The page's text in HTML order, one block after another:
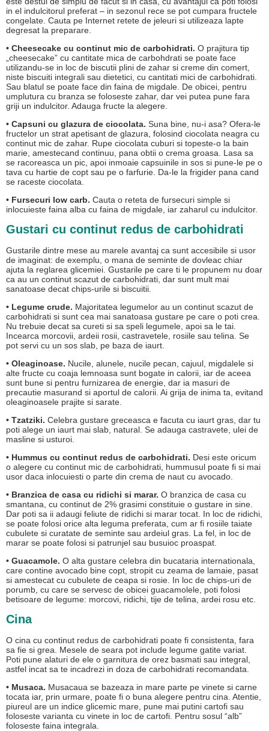
in el indulcitorul preferat – in sezonul rece se pot cumpara fructele
congelate. Cauta pe Internet retete de jeleuri si utilizeaza lapte
degresat la preparare.
• Cheesecake cu continut mic de carbohidrati. O prajitura tip
„cheesecake” cu cantitate mica de carbohdrati se poate face
utilizandu-se in loc de biscutii plini de zahar si creme din comert,
niste biscuiti integrali sau dietetici, cu cantitati mici de carbohidrati.
Sau blatul se poate face din faina de migdale. De obicei, pentru
umplutura cu branza se foloseste zahar, dar vei putea pune fara
griji un indulcitor. Adauga fructe la alegere.
• Capsuni cu glazura de ciocolata. Suna bine, nu-i asa? Ofera-le
fructelor un strat apetisant de glazura, folosind ciocolata neagra cu
continut mic de zahar. Rupe ciocolata cuburi si topeste-o la bain
marie, amestecand continuu, pana obtii o crema groasa. Lasa sa
se racoreasca un pic, apoi inmoaie capsuinile in sos si pune-le pe o
tava cu hartie de copt sau pe o farfurie. Da-le la frigider pana cand
se raceste ciocolata.
• Fursecuri low carb. Cauta o reteta de fursecuri simple si
inlocuieste faina alba cu faina de migdale, iar zaharul cu indulcitor.
Gustari cu continut redus de carbohidrati
Gustarile dintre mese au marele avantaj ca sunt accesibile si usor
de imaginat: de exemplu, o mana de seminte de dovleac chiar
ajuta la reglarea glicemiei. Gustarile pe care ti le propunem nu doar
ca au un continut scazut de carbohidrati, dar sunt mult mai
sanatoase decat chips-urile si biscuitii.
• Legume crude. Majoritatea legumelor au un continut scazut de
carbohidrati si sunt cea mai sanatoasa gustare pe care o poti crea.
Nu trebuie decat sa cureti si sa speli legumele, apoi sa le tai.
Incearca morcovii, ardeii rosii, castravetele, rosiile sau telina. Se
pot servi cu un sos slab, pe baza de iaurt.
• Oleaginoase. Nucile, alunele, nucile pecan, cajuul, migdalele si
alte fructe cu coaja lemnoasa sunt bogate in calorii, iar de aceea
sunt bune si pentru furnizarea de energie, dar ia masuri de
precautie masurand si aportul de calorii. Ai grija de inima ta, evitand
oleaginoasele prajite si sarate.
• Tzatziki. Celebra gustare greceasca e facuta cu iaurt gras, dar tu
poti alege un iaurt mai slab, natural. Se adauga castravete, ulei de
masline si usturoi.
• Hummus cu continut redus de carbohidrati. Desi este oricum
o alegere cu continut mic de carbohidrati, hummusul poate fi si mai
usor daca inlocuiesti o parte din crema de naut cu avocado.
• Branzica de casa cu ridichi si marar. O branzica de casa cu
smantana, cu continut de 2% grasimi constituie o gustare in sine.
Dar poti sa ii adaugi feliute de ridichi si marar tocat. In loc de ridichi,
se poate folosi orice alta leguma preferata, cum ar fi rosiile taiate
cubulete si curatate de seminte sau ardeiul gras. La fel, in loc de
marar se poate folosi si patrunjel sau busuioc proaspat.
• Guacamole. O alta gustare celebra din bucataria internationala,
care contine avocado bine copt, stropit cu zeama de lamaie, pasat
si amestecat cu cubulete de ceapa si rosie. In loc de chips-uri de
porumb, cu care se servesc de obicei guacamolele, poti folosi
betisoare de legume: morcovi, ridichi, tije de telina, ardei rosu etc.
Cina
O cina cu continut redus de carbohidrati poate fi consistenta, fara
sa fie si grea. Mesele de seara pot include legume gatite variat.
Poti pune alaturi de ele o garnitura de orez basmati sau integral,
astfel incat sa te incadrezi in doza de carbohidrati recomandata.
• Musaca. Musacaua se bazeaza in mare parte pe vinete si carne
tocata iar, prin urmare, poate fi o buna alegere pentru cina. Atentie,
piureul are un indice glicemic mare, pune mai putini cartofi sau
foloseste varianta cu vinete in loc de cartofi. Pentru sosul “alb”
foloseste faina integrala.